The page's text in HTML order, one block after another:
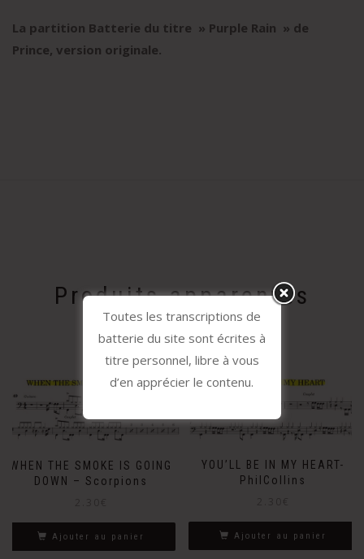
La partition Batterie du titre » Purple Rain » de
Prince, version originale.
Produits apparentés
WHEN THE SMOKE IS GOING
DOWN – Scorpions
Ajouter au panier
YOU’LL BE IN MY HEART-
PhilCollins
Ajouter au panier
Toutes les transcriptions de
batterie du site sont écrites à
titre personnel, libre à vous
d’en apprécier le contenu.